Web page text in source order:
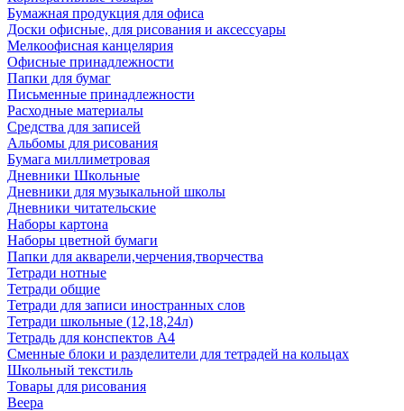
Бумажная продукция для офиса
Доски офисные, для рисования и аксессуары
Мелкоофисная канцелярия
Офисные принадлежности
Папки для бумаг
Письменные принадлежности
Расходные материалы
Средства для записей
Альбомы для рисования
Бумага миллиметровая
Дневники Школьные
Дневники для музыкальной школы
Дневники читательские
Наборы картона
Наборы цветной бумаги
Папки для акварели,черчения,творчества
Тетради нотные
Тетради общие
Тетради для записи иностранных слов
Тетради школьные (12,18,24л)
Тетрадь для конспектов А4
Сменные блоки и разделители для тетрадей на кольцах
Школьный текстиль
Товары для рисования
Веера